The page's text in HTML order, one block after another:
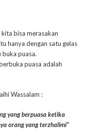
bisa merasakan
hanya dengan satu gelas
puasa.
puasa adalah
Wassalam :
yang berpuasa ketika
orang yang terzhalimi”